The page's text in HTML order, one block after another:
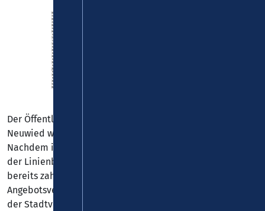
Der Öffentliche Personennahverkehr (ÖPNV) im Landkreis
Neuwied wird zum 26. August 2024 weiter ausgebaut.
Nachdem im Dezember vergangenen Jahres mit dem Start
der Linienbündel Linz, Wiedtal und Raiffeisen-Region Süd
bereits zahlreiche neue Linien mit wesentlichen
Angebotsverbesserungen gestartet waren, wird nun auch
der Stadtverkehr Neuwied neu strukturiert und erhält mit